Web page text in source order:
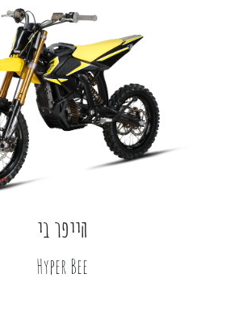
הייפר בי
Hyper Bee